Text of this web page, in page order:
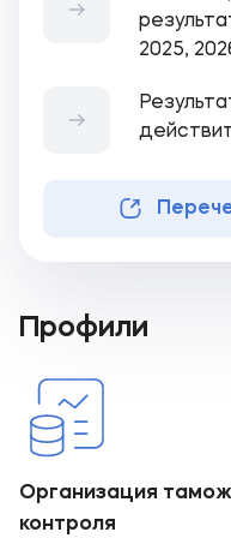
2025,
Профили
Организация
контроля